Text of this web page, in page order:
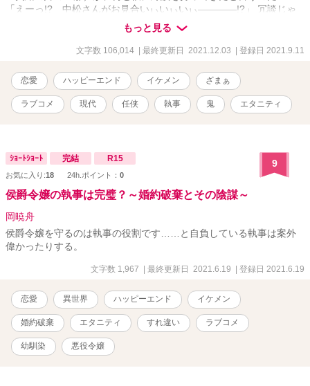
「えーっ!? 中松さんがお見合いぃいぃいぃ――――!?」 冗談じゃ
ないっ!! 中松さんと恋に落ちるのは、この私!! お見合い話を迷惑そう
にしている中松に、美緒が提案。 ――ニセカノ、やりますよ、と。
困った中松執事も、美緒の申し出に賛成せざるを得ず。 「これっ
はどこへやら!? 羊の皮を剥いで豹変した中松執事。 しかも中松は想
像以上に鬼ぶりを発揮し････ ひょんな事から、中松執事のニセカノ
始めちゃいました！ しかしどうやら執愛ではなく、地獄が待ってい
るようで････？ どうする美緒!? 大人気のアイツ等が帰って来た！ ス
「言っとくけど、俺は容赦しないからな」 ふおおっ。 「俺を堕とせ
るもんなら、堕としてみろ。お前の攻撃、楽しみにしていてやるか
ら」 鬼松キター！(/ω＼) ニセ嫁シリーズ第二弾。 （※第一弾を読ま
なくても楽しめるようにしておりますので、このまま読んでも大丈
染の専業ニセ嫁始めましたが、どうやらニセ夫の溺愛は本物のよう
です』 https://www.alphapolis.co.jp/novel/465565553/133399209 中
松・美緒編の更新を待つ間に、おさらい・復習するのもアリです◎
業・学生 二十一歳 ヒーロー 中松 道弘（なかまつ みちひ
もっと見る
文字数 106,014 | 最終更新日 2021.12.03 | 登録日 2021.9.11
恋愛 ハッピーエンド イケメン ざまぁ
ラブコメ 現代 任侠 執事 鬼 エタニティ
ｼｮｰﾄｼｮｰﾄ 完結 R15
お気に入り:18 24h.ポイント： 0
9
侯爵令嬢の執事は完璧？～婚約破棄とその陰謀～
岡暁舟
侯爵令嬢を守るのは執事の役割です……と自負している執事は案外
偉かったりする。
文字数 1,967 | 最終更新日 2021.6.19 | 登録日 2021.6.19
恋愛 異世界 ハッピーエンド イケメン
婚約破棄 エタニティ すれ違い ラブコメ
幼馴染 悪役令嬢